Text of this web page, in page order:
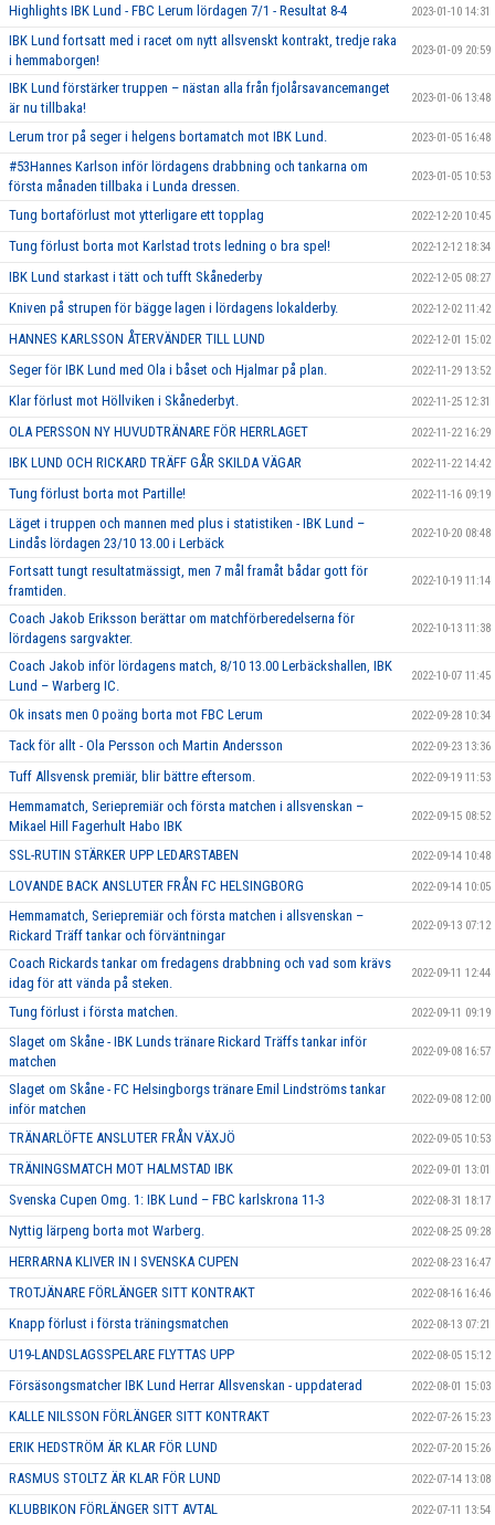
Highlights IBK Lund - FBC Lerum lördagen 7/1 - Resultat 8-4 2023-01-10 14:31
IBK Lund fortsatt med i racet om nytt allsvenskt kontrakt, tredje raka
i hemmaborgen!
2023-01-09 20:59
IBK Lund förstärker truppen – nästan alla från fjolårsavancemanget
är nu tillbaka!
2023-01-06 13:48
Lerum tror på seger i helgens bortamatch mot IBK Lund. 2023-01-05 16:48
#53Hannes Karlson inför lördagens drabbning och tankarna om
första månaden tillbaka i Lunda dressen.
2023-01-05 10:53
Tung bortaförlust mot ytterligare ett topplag 2022-12-20 10:45
Tung förlust borta mot Karlstad trots ledning o bra spel! 2022-12-12 18:34
IBK Lund starkast i tätt och tufft Skånederby 2022-12-05 08:27
Kniven på strupen för bägge lagen i lördagens lokalderby. 2022-12-02 11:42
HANNES KARLSSON ÅTERVÄNDER TILL LUND 2022-12-01 15:02
Seger för IBK Lund med Ola i båset och Hjalmar på plan. 2022-11-29 13:52
Klar förlust mot Höllviken i Skånederbyt. 2022-11-25 12:31
OLA PERSSON NY HUVUDTRÄNARE FÖR HERRLAGET 2022-11-22 16:29
IBK LUND OCH RICKARD TRÄFF GÅR SKILDA VÄGAR 2022-11-22 14:42
Tung förlust borta mot Partille! 2022-11-16 09:19
Läget i truppen och mannen med plus i statistiken - IBK Lund –
Lindås lördagen 23/10 13.00 i Lerbäck
2022-10-20 08:48
Fortsatt tungt resultatmässigt, men 7 mål framåt bådar gott för
framtiden.
2022-10-19 11:14
Coach Jakob Eriksson berättar om matchförberedelserna för
lördagens sargvakter.
2022-10-13 11:38
Coach Jakob inför lördagens match, 8/10 13.00 Lerbäckshallen, IBK
Lund – Warberg IC.
2022-10-07 11:45
Ok insats men 0 poäng borta mot FBC Lerum 2022-09-28 10:34
Tack för allt - Ola Persson och Martin Andersson 2022-09-23 13:36
Tuff Allsvensk premiär, blir bättre eftersom. 2022-09-19 11:53
Hemmamatch, Seriepremiär och första matchen i allsvenskan –
Mikael Hill Fagerhult Habo IBK
2022-09-15 08:52
SSL-RUTIN STÄRKER UPP LEDARSTABEN 2022-09-14 10:48
LOVANDE BACK ANSLUTER FRÅN FC HELSINGBORG 2022-09-14 10:05
Hemmamatch, Seriepremiär och första matchen i allsvenskan –
Rickard Träff tankar och förväntningar
2022-09-13 07:12
Coach Rickards tankar om fredagens drabbning och vad som krävs
idag för att vända på steken.
2022-09-11 12:44
Tung förlust i första matchen. 2022-09-11 09:19
Slaget om Skåne - IBK Lunds tränare Rickard Träffs tankar inför
matchen
2022-09-08 16:57
Slaget om Skåne - FC Helsingborgs tränare Emil Lindströms tankar
inför matchen
2022-09-08 12:00
TRÄNARLÖFTE ANSLUTER FRÅN VÄXJÖ 2022-09-05 10:53
TRÄNINGSMATCH MOT HALMSTAD IBK 2022-09-01 13:01
Svenska Cupen Omg. 1: IBK Lund – FBC karlskrona 11-3 2022-08-31 18:17
Nyttig lärpeng borta mot Warberg. 2022-08-25 09:28
HERRARNA KLIVER IN I SVENSKA CUPEN 2022-08-23 16:47
TROTJÄNARE FÖRLÄNGER SITT KONTRAKT 2022-08-16 16:46
Knapp förlust i första träningsmatchen 2022-08-13 07:21
U19-LANDSLAGSSPELARE FLYTTAS UPP 2022-08-05 15:12
Försäsongsmatcher IBK Lund Herrar Allsvenskan - uppdaterad 2022-08-01 15:03
KALLE NILSSON FÖRLÄNGER SITT KONTRAKT 2022-07-26 15:23
ERIK HEDSTRÖM ÄR KLAR FÖR LUND 2022-07-20 15:26
RASMUS STOLTZ ÄR KLAR FÖR LUND 2022-07-14 13:08
KLUBBIKON FÖRLÄNGER SITT AVTAL 2022-07-11 13:54